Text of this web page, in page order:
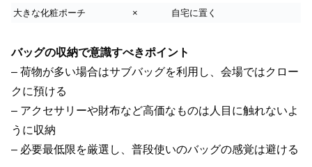
大きな化粧ポーチ
× 自宅に置く
バッグの収納で意識すべきポイント
– 荷物が多い場合はサブバッグを利用し、会場ではクロー
クに預ける
– アクセサリーや財布など高価なものは人目に触れないよ
うに収納
– 必要最低限を厳選し、普段使いのバッグの感覚は避ける